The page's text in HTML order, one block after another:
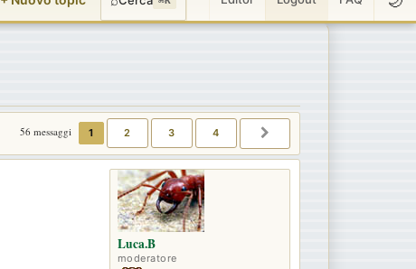
56 messaggi 1 2 3 4
Luca.B
moderatore